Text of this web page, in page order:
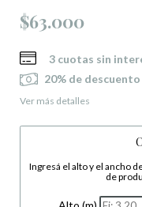
$63.000
3 cuotas sin
20% de descuento
Ver más detalles
Ingresá el alto y el ancho
de